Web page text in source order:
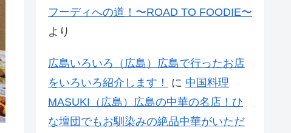
フーディへの道！〜ROAD TO FOODIE〜
より
広島いろいろ（広島）広島で行ったお店
をいろいろ紹介します！
に 中国料理
MASUKI（広島）広島の中華の名店！ひ
な壇団でもお馴染みの絶品中華がいただ